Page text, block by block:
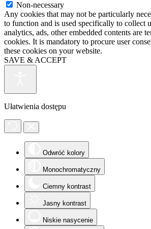
Non-necessary
Any cookies that may not be particularly
to function and is used specifically to collect
analytics, ads, other embedded contents are
cookies. It is mandatory to procure user
these cookies on your website.
SAVE & ACCEPT
Ułatwienia dostępu
Odwróć kolory
Monochromatyczny
Ciemny kontrast
Jasny kontrast
Niskie nasycenie